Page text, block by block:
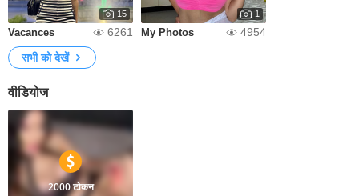
15
Vacances 6261
1
My Photos
4954
सभी को देखें
वीडियोज
2000 टोकन